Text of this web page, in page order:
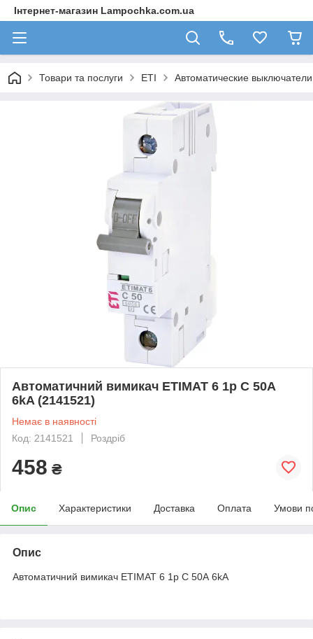
Інтернет-магазин Lampochka.com.ua
Товари та послуги ETI Автоматические
Автоматичний вимикач ETIMAT 6 1p C 50А
6kA (2141521)
Немає в наявності
Код: 2141521
Роздріб
458 ₴
Опис Характеристики Доставка Оплата Умови
Опис
Автоматичний вимикач ETIMAT 6 1p C 50А 6kA